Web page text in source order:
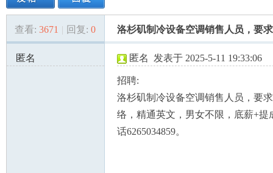
美» › ›
查看: 3671 | 回复: 0 洛杉矶制冷设备空调销售人员，要
匿名
匿名 发表于 2025-5-11 19:33:06
招聘:
洛杉矶制冷设备空调销售人员，要
络，精通英文，男女不限，底薪+提
话6265034859。